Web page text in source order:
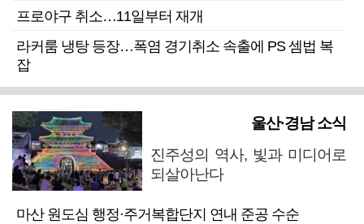
프로야구 취소…11일부터 재개
라커룸 냉탕 등장…폭염 경기취소 속출에 PS 셈법 복
잡
울산·경남 소식
진주성의 역사, 빛과 미디어로
되살아난다
마산 원도심 행정·주거복합단지 연내 준공 수순